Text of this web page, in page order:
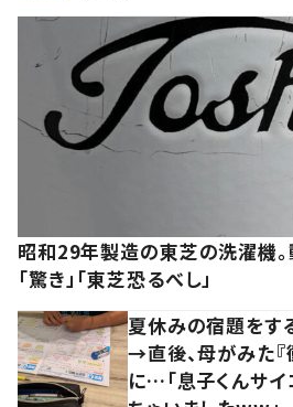
昭和29年製造の東芝の洗濯機
「驚き」「東芝恐るべし」
夏休みの宿題をす
→直後、母がみた『
に…「息子くんサイ